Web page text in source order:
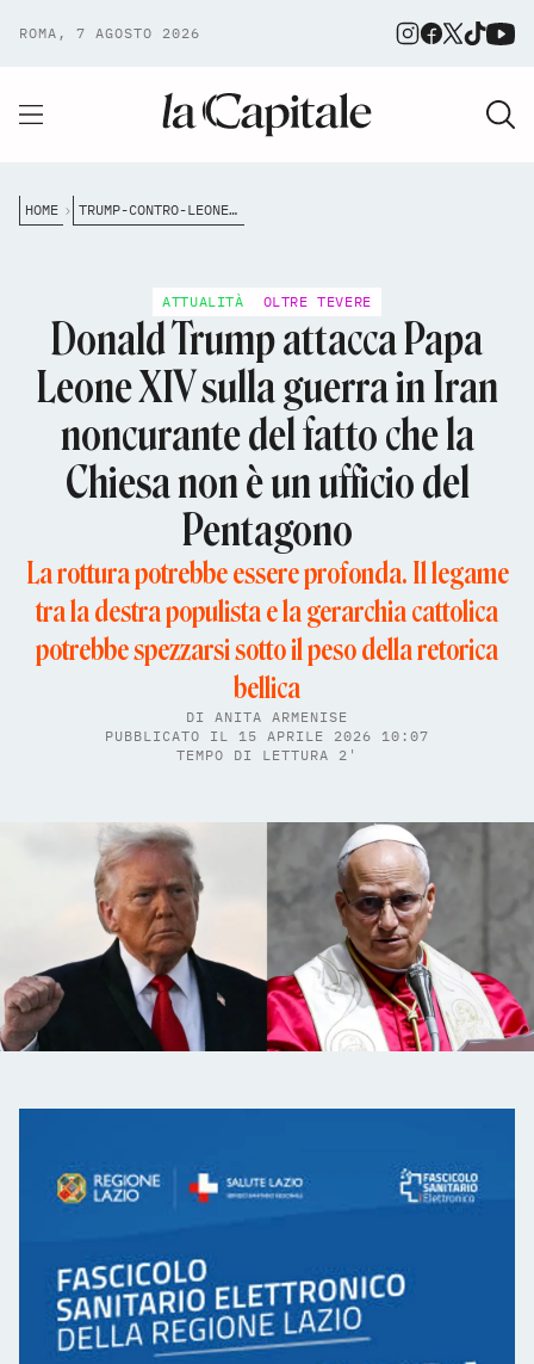
ROMA, 7 AGOSTO 2026
HOME TRUMP-CONTRO-LEONE-XIV-PERCH%C3%A8-LA-GUERRA-NUCLEARE-DIVIDE-LA-CHIESA-DAGLI-STATI-UNITI
ATTUALITÀ OLTRE TEVERE
Donald Trump attacca Papa
Leone XIV sulla guerra in Iran
noncurante del fatto che la
Chiesa non è un ufficio del
Pentagono
La rottura potrebbe essere profonda. Il legame
tra la destra populista e la gerarchia cattolica
potrebbe spezzarsi sotto il peso della retorica
bellica
DI ANITA ARMENISE
PUBBLICATO IL 15 APRILE 2026 10:07
TEMPO DI LETTURA 2'